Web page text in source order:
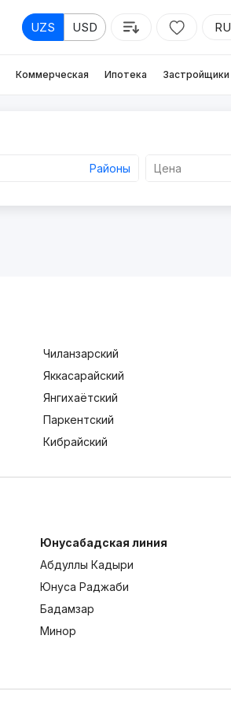
UZS USD RU
Коммерческая Ипотека Застройщики
Районы Цена
Чиланзарский
Яккасарайский
Янгихаётский
Паркентский
Кибрайский
Юнусабадская линия
Абдуллы Кадыри
Юнуса Раджаби
Бадамзар
Минор